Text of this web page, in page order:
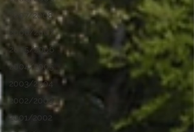
2007/2008
2006/2007
2005/2006
2004/2005
2003/2004
2002/2003
2001/2002